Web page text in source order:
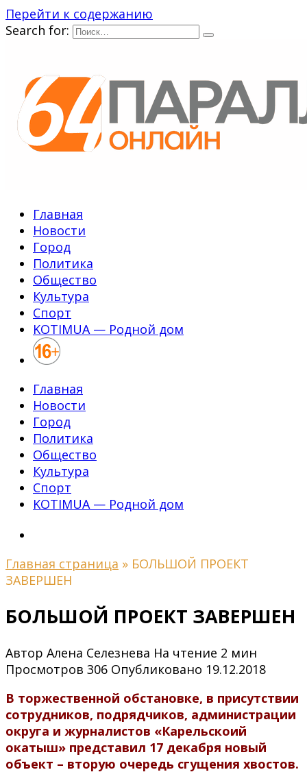
Перейти к содержанию
Search for:
Главная
Новости
Город
Политика
Общество
Культура
Спорт
KOTIMUA — Родной дом
Главная
Новости
Город
Политика
Общество
Культура
Спорт
KOTIMUA — Родной дом
Главная страница » БОЛЬШОЙ ПРОЕКТ
ЗАВЕРШЕН
БОЛЬШОЙ ПРОЕКТ ЗАВЕРШЕН
Автор Алена Селезнева На чтение 2 мин
Просмотров 306 Опубликовано 19.12.2018
В торжественной обстановке, в присутствии
сотрудников, подрядчиков, администрации
округа и журналистов «Карельскоий
окатыш» представил 17 декабря новый
объект – вторую очередь сгущения хвостов.